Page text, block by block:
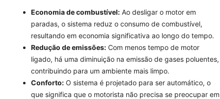
Economia de combustível: Ao desligar o motor em
paradas, o sistema reduz o consumo de combustível,
resultando em economia significativa ao longo do tempo.
Redução de emissões: Com menos tempo de motor
ligado, há uma diminuição na emissão de gases poluentes,
contribuindo para um ambiente mais limpo.
Conforto: O sistema é projetado para ser automático, o
que significa que o motorista não precisa se preocupar em